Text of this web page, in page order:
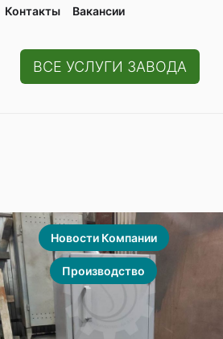
ВСЕ УСЛУГИ ЗАВОДА
Новости Компании
Производство
Контaкты Вакaнсии